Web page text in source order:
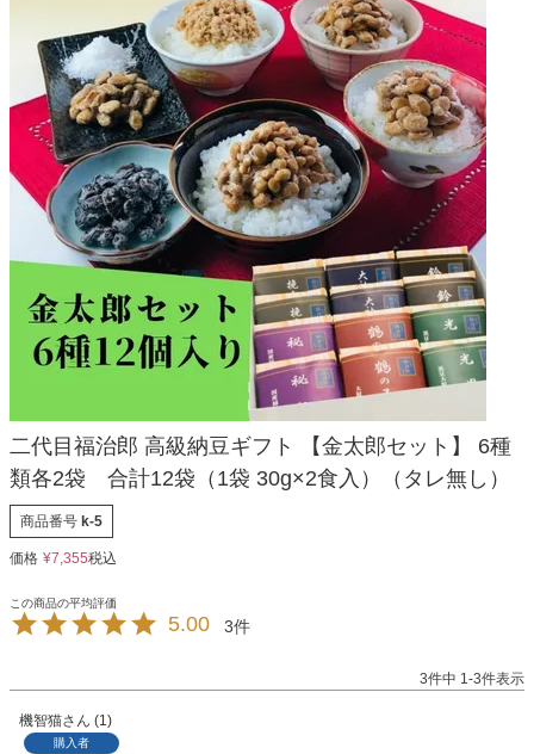
二代目福治郎 高級納豆ギフト 【金太郎セット】 6種
類各2袋 合計12袋（1袋 30g×2食入）（タレ無し）
商品番号 k-5
価格 ¥7,355税込
5.00 3
3件中 1-3件表示
機智猫 1
購入者